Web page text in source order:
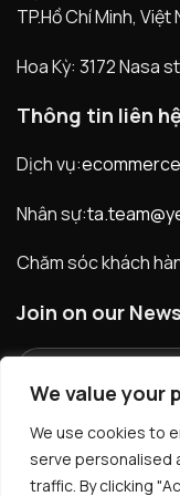
We value your
We use cookies to
serve personalised
traffic. By clicking
TP.Hồ Chí Minh, Việt
Hoa Kỳ: 3172 Nasa
Thông tin liên hệ
Dịch vụ:
Nhân sự:
Chăm sóc khách
Join on our
FacebookLInkedIn